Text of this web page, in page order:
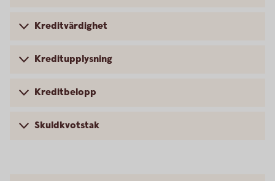
Kreditvärdighet
Kreditupplysning
Kreditbelopp
Skuldkvotstak